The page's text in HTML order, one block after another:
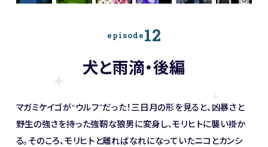
episode12
犬と雨滴・後編
マガミケイゴが“ウルフ”だった！三日月の形を見ると、凶暴さと
野生の強さを持った強靭な狼男に変身し、モリヒトに襲い掛か
る。そのころ、モリヒトと離ればなれになっていたニコとカンシ